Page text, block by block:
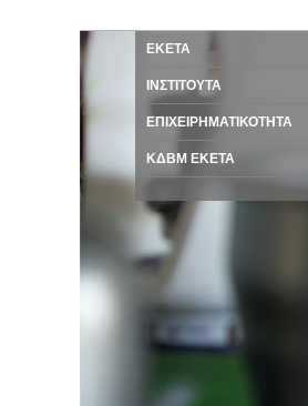
ΕΚΕΤΑ
ΙΝΣΤΙΤΟΥΤΑ
ΕΠΙΧΕΙΡΗΜΑΤΙΚΟΤΗΤΑ
ΚΔΒΜ ΕΚΕΤΑ